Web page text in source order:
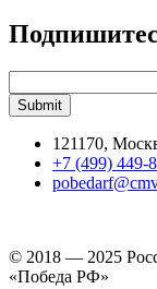
121170,
+7 (499) 449-
© 2018 — 2025
«Победа РФ»